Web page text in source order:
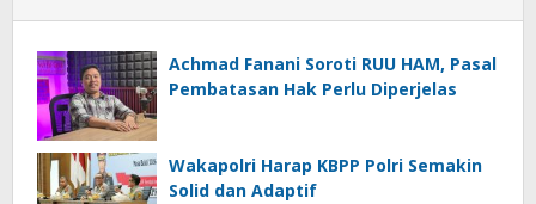
Achmad Fanani Soroti RUU HAM, Pasal
Pembatasan Hak Perlu Diperjelas
Wakapolri Harap KBPP Polri Semakin
Solid dan Adaptif